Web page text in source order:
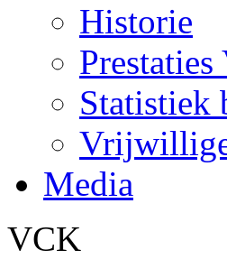
Historie
Statistiek
Media
VCK